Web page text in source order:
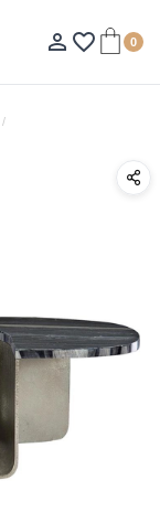
person_outline favorite_border 0